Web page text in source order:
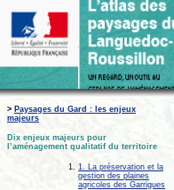
> Paysages du Gard : les enjeux
majeurs
Dix enjeux majeurs pour
l’aménagement qualitatif du territoire
1. La préservation et la
gestion des plaines
agricoles des Garrigues